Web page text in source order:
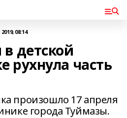
08:14
детской
рухнула часть
произошло 17 апреля
города Туймазы.